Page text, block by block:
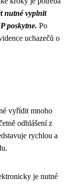
nutné vyplnit
poskytne. Po
uchazečů o
vyřídit mnoho
odhlášení z
rychlou a
je nutné